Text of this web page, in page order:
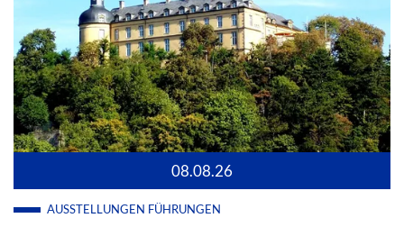
08.08.26
AUSSTELLUNGEN FÜHRUNGEN